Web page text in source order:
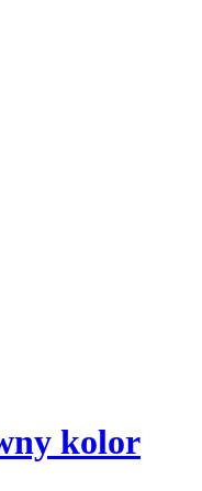
kolor